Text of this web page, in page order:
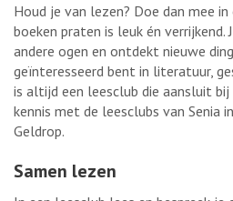
Houd je van lezen? Doe dan mee
boeken praten is leuk én verrijkend.
andere ogen en ontdekt nieuwe
geïnteresseerd bent in literatuur,
is altijd een leesclub die aansluit
kennis met de leesclubs van Senia
Geldrop.
Samen lezen